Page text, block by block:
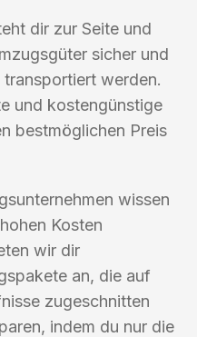
dir zur Seite und
sicher und
werden.
und kostengünstige
bestmöglichen Preis
wissen
Kosten
wir dir
an, die auf
zugeschnitten
indem du nur die